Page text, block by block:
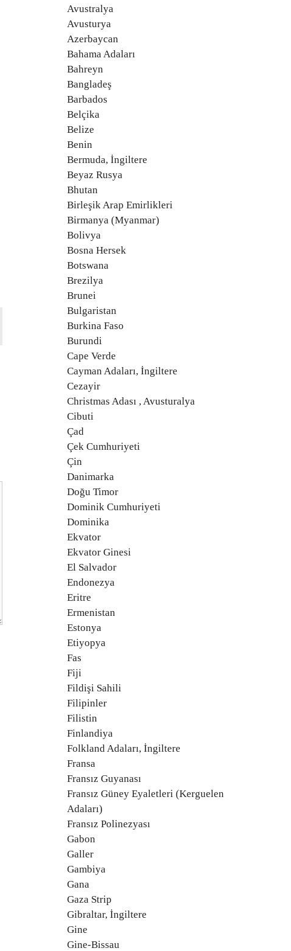
Avustralya
Avusturya
Azerbaycan
Bahama Adaları
Bahreyn
Bangladeş
Barbados
Belçika
Belize
Benin
Bermuda, İngiltere
Beyaz Rusya
Bhutan
Birleşik Arap Emirlikleri
Birmanya (Myanmar)
Bolivya
Bosna Hersek
Botswana
Brezilya
Brunei
Bulgaristan
Burkina Faso
Burundi
Cape Verde
Cayman Adaları, İngiltere
Cezayir
Christmas Adası , Avusturalya
Cibuti
Çad
Çek Cumhuriyeti
Çin
Danimarka
Doğu Timor
Dominik Cumhuriyeti
Dominika
Ekvator
Ekvator Ginesi
El Salvador
Endonezya
Eritre
Ermenistan
Estonya
Etiyopya
Fas
Fiji
Fildişi Sahili
Filipinler
Filistin
Finlandiya
Folkland Adaları, İngiltere
Fransa
Fransız Guyanası
Fransız Güney Eyaletleri (Kerguelen
Adaları)
Fransız Polinezyası
Gabon
Galler
Gambiya
Gana
Gaza Strip
Gibraltar, İngiltere
Gine
Gine-Bissau